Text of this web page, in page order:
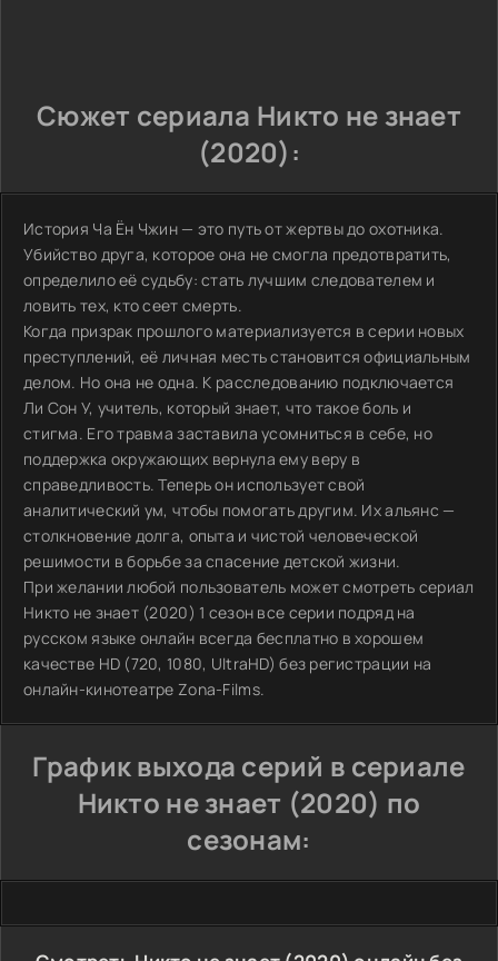
Сюжет сериала Никто не знает
(2020):
История Ча Ён Чжин — это путь от жертвы до охотника.
Убийство друга, которое она не смогла предотвратить,
определило её судьбу: стать лучшим следователем и
ловить тех, кто сеет смерть.
Когда призрак прошлого материализуется в серии новых
преступлений, её личная месть становится официальным
делом. Но она не одна. К расследованию подключается
Ли Сон У, учитель, который знает, что такое боль и
стигма. Его травма заставила усомниться в себе, но
поддержка окружающих вернула ему веру в
справедливость. Теперь он использует свой
аналитический ум, чтобы помогать другим. Их альянс —
столкновение долга, опыта и чистой человеческой
решимости в борьбе за спасение детской жизни.
При желании любой пользователь может смотреть сериал
Никто не знает (2020) 1 сезон все серии подряд на
русском языке онлайн всегда бесплатно в хорошем
качестве HD (720, 1080, UltraHD) без регистрации на
онлайн-кинотеатре Zona-Films.
График выхода серий в сериале
Никто не знает (2020) по
сезонам: